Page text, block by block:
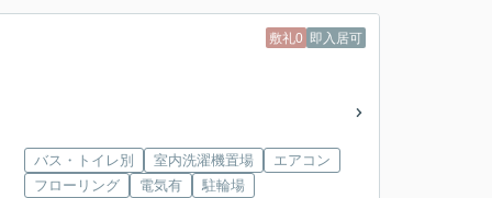
敷礼0 即入居可
バス・トイレ別 室内洗濯機置場
エアコン
フローリング
電気有 駐輪場